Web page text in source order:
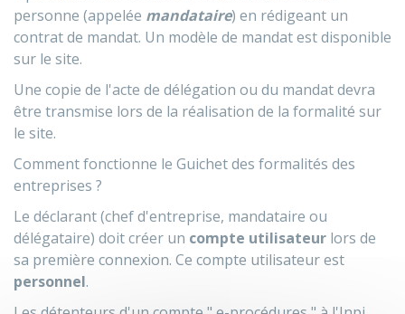
personne (appelée mandataire) en rédigeant un
contrat de mandat. Un modèle de mandat est disponible
sur le site.
Une copie de l'acte de délégation ou du mandat devra
être transmise lors de la réalisation de la formalité sur
le site.
Comment fonctionne le Guichet des formalités des
entreprises ?
Le déclarant (chef d'entreprise, mandataire ou
délégataire) doit créer un compte utilisateur lors de
sa première connexion. Ce compte utilisateur est
personnel.